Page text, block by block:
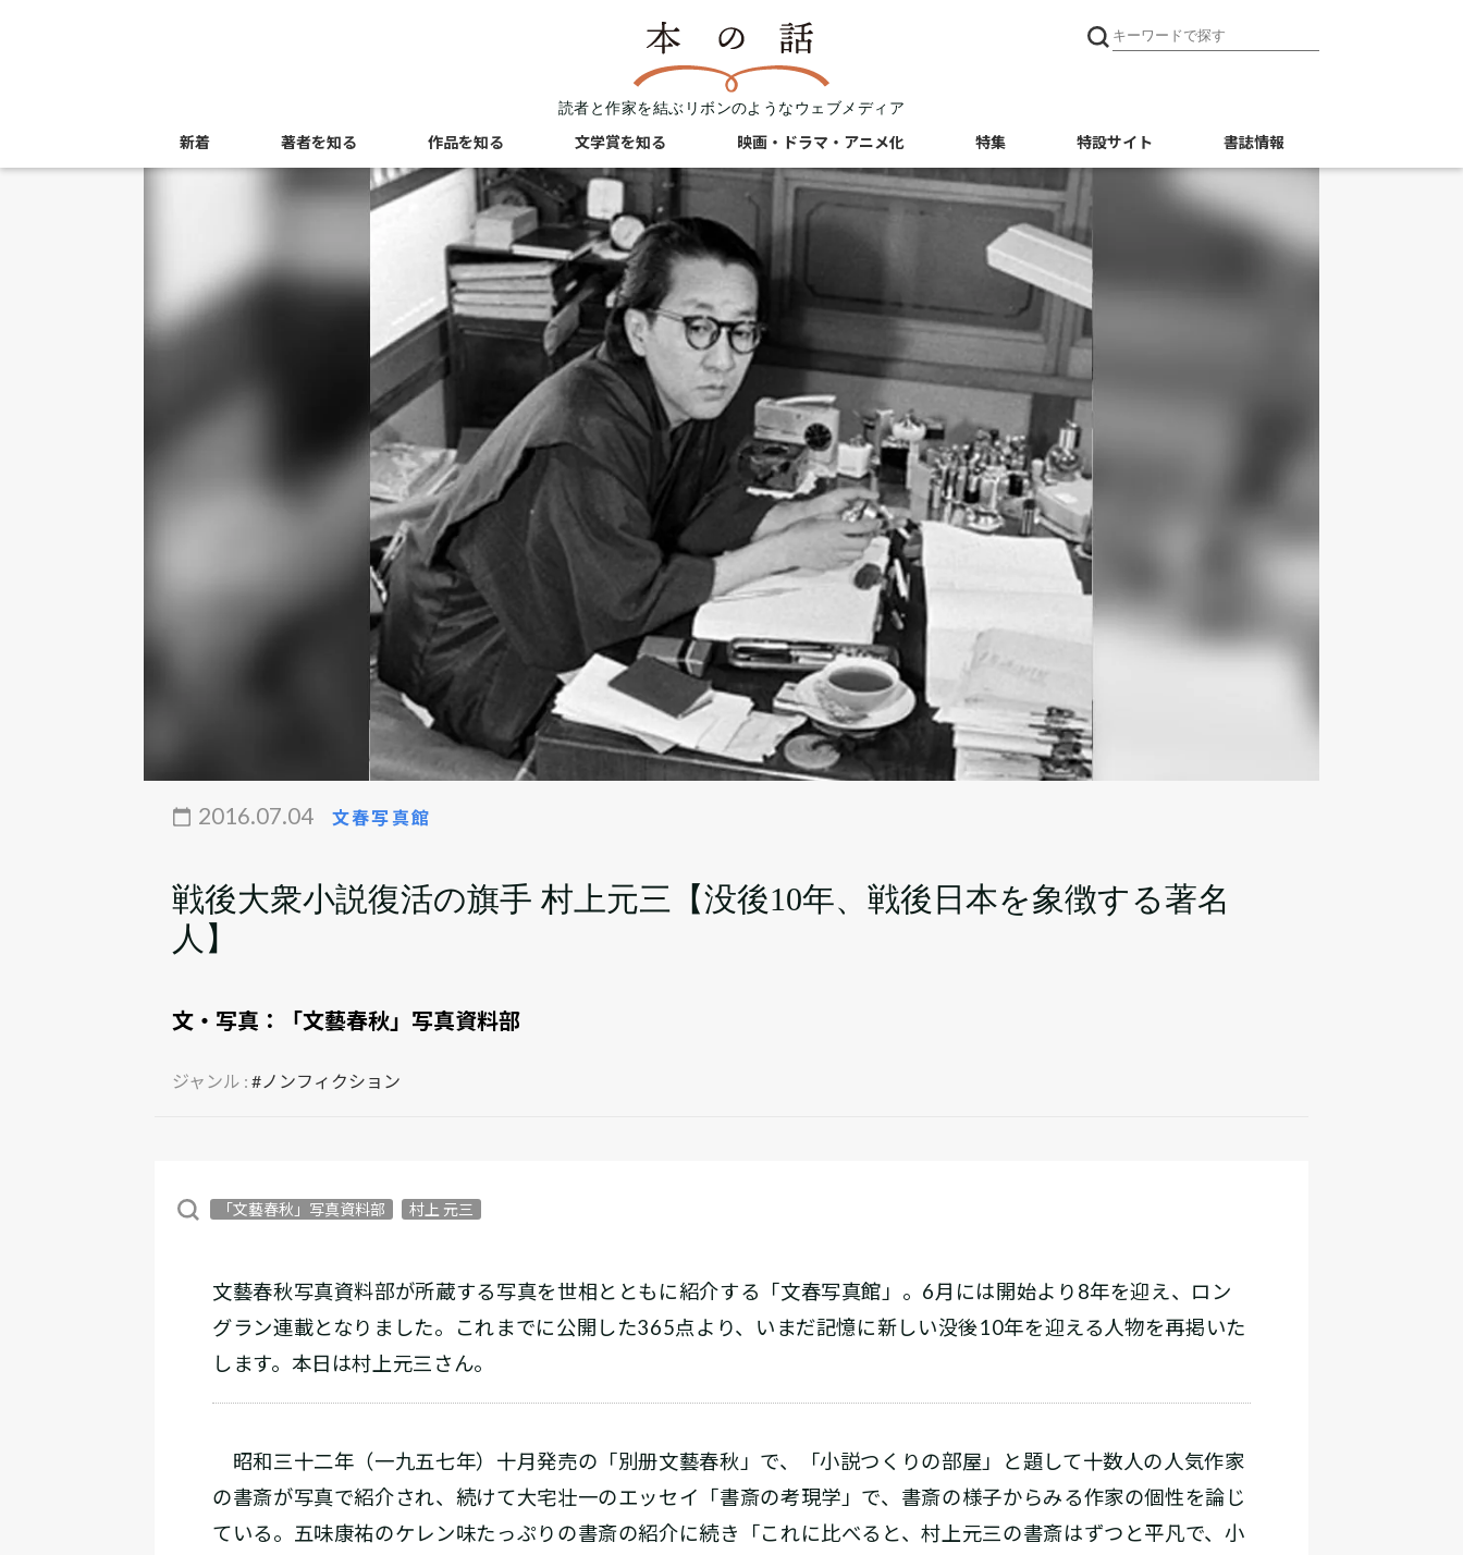
読者と作家を結ぶリボンのようなウェブメディア
新着 著者を知る 作品を知る 文学賞を知る 映画・ドラマ・アニメ化 特集 特設サイト 書誌情報
2016.07.04 文春写真館
戦後大衆小説復活の旗手 村上元三【没後10年、戦後日本を象徴する著名
人】
文・写真： 「文藝春秋」写真資料部
ジャンル : #ノンフィクション
「文藝春秋」写真資料部 村上 元三
文藝春秋写真資料部が所蔵する写真を世相とともに紹介する「文春写真館」。6月には開始より8年を迎え、ロン
グラン連載となりました。これまでに公開した365点より、いまだ記憶に新しい没後10年を迎える人物を再掲いた
します。本日は村上元三さん。
昭和三十二年（一九五七年）十月発売の「別册文藝春秋」で、「小説つくりの部屋」と題して十数人の人気作家
の書斎が写真で紹介され、続けて大宅壮一のエッセイ「書斎の考現学」で、書斎の様子からみる作家の個性を論じ
ている。五味康祐のケレン味たっぷりの書斎の紹介に続き「これに比べると、村上元三の書斎はずつと平凡で、小